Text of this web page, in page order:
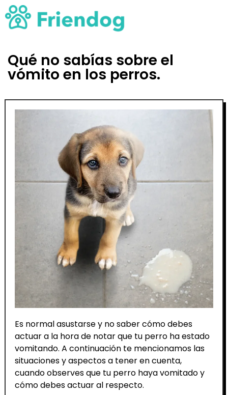
Qué no sabías sobre el
vómito en los perros.
Es normal asustarse y no saber cómo debes
actuar a la hora de notar que tu perro ha estado
vomitando. A continuación te mencionamos las
situaciones y aspectos a tener en cuenta,
cuando observes que tu perro haya vomitado y
cómo debes actuar al respecto.